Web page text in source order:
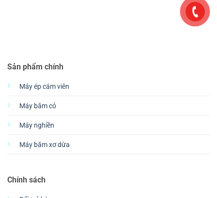
Sản phẩm chính
Máy ép cám viên
Máy băm cỏ
Máy nghiền
Máy băm xơ dừa
Chính sách